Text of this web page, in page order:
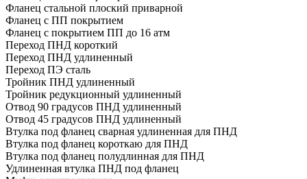
Фланец стальной плоский приварной
Фланец с ПП покрытием
Фланец с покрытием ПП до 16 атм
Переход ПНД короткий
Переход ПНД удлиненный
Переход ПЭ сталь
Тройник ПНД удлиненный
Тройник редукционный удлиненный
Отвод 90 градусов ПНД удлиненный
Отвод 45 градусов ПНД удлиненный
Втулка под фланец сварная удлиненная для ПНД
Втулка под фланец короткаю для ПНД
Втулка под фланец полудлинная для ПНД
Удлиненная втулка ПНД под фланец